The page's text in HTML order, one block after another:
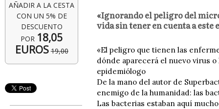
AÑADIR A LA CESTA
CON UN 5% DE
DESCUENTO
POR 18,05
EUROS 19,00
«Ignorando el peligro del
vida sin tener en cuenta a este
«El peligro que tienen las
dónde aparecerá el nuevo virus
epidemiólogo
De la mano del autor de
enemigo de la humanidad: las
Las bacterias estaban aquí